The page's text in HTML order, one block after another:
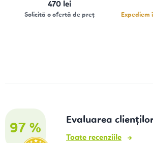
470 lei
Solicită o ofertă de preț Expediem
97 %
Evaluarea
Toate recenziile